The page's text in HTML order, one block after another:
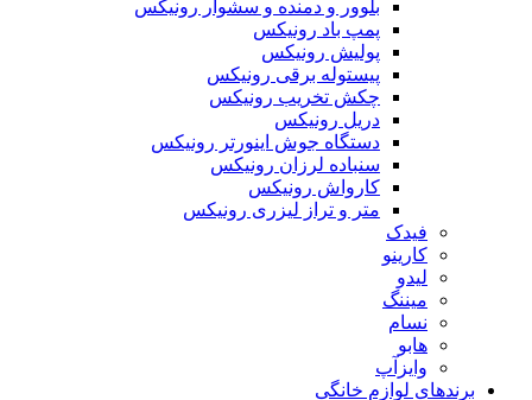
بلوور و دمنده و سشوار رونیکس
پمپ باد رونیکس
پولیش رونیکس
پیستوله برقی رونیکس
چکش تخریب رونیکس
دریل رونیکس
دستگاه جوش اینورتر رونیکس
سنباده لرزان رونیکس
کارواش رونیکس
متر و تراز لیزری رونیکس
فیدک
کارینو
لیدو
میننگ
نسام
هابو
وایزآپ
برندهای لوازم خانگی